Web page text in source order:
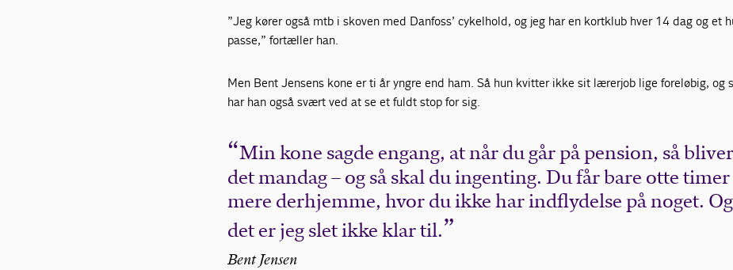
”Jeg kører også mtb i skoven med Danfoss’ cykelhold, og jeg har en kortklub hver 14 dag og et
passe,” fortæller han.
Men Bent Jensens kone er ti år yngre end ham. Så hun kvitter ikke sit lærerjob lige foreløbig, og
har han også svært ved at se et fuldt stop for sig.
Min kone sagde engang, at når du går på pension, så bliver
det mandag – og så skal du ingenting. Du får bare otte timer
mere derhjemme, hvor du ikke har indflydelse på noget. Og
det er jeg slet ikke klar til.
Bent Jensen